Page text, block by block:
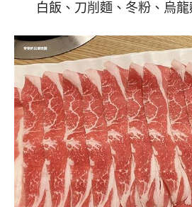
白飯、刀削麵、冬粉、烏